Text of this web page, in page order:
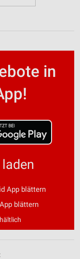
in
App blättern
blättern